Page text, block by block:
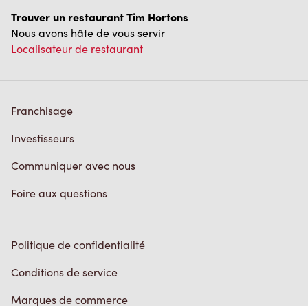
Trouver un restaurant Tim Hortons
Nous avons hâte de vous servir
Localisateur de restaurant
Franchisage
Investisseurs
Communiquer avec nous
Foire aux questions
Politique de confidentialité
Conditions de service
Marques de commerce